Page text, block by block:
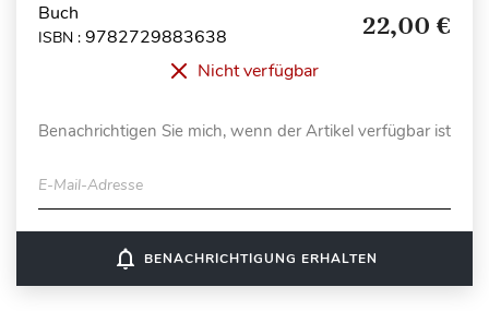
Buch
ISBN : 9782729883638 22,00 €
Nicht verfügbar
Benachrichtigen Sie mich, wenn der Artikel verfügbar ist
E-Mail-Adresse
notifications_none BENACHRICHTIGUNG ERHALTEN